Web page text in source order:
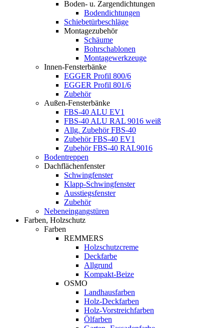
Boden- u. Zargendichtungen
Bodendichtungen
Schiebetürbeschläge
Montagezubehör
Schäume
Bohrschablonen
Montagewerkzeuge
Innen-Fensterbänke
EGGER Profil 800/6
EGGER Profil 801/6
Zubehör
Außen-Fensterbänke
FBS-40 ALU EV1
FBS-40 ALU RAL 9016 weiß
Allg. Zubehör FBS-40
Zubehör FBS-40 EV1
Zubehör FBS-40 RAL9016
Bodentreppen
Dachflächenfenster
Schwingfenster
Klapp-Schwingfenster
Ausstiegsfenster
Zubehör
Nebeneingangstüren
Farben, Holzschutz
Farben
REMMERS
Holzschutzcreme
Deckfarbe
Allgrund
Kompakt-Beize
OSMO
Landhausfarben
Holz-Deckfarben
Holz-Vorstreichfarben
Ölfarben